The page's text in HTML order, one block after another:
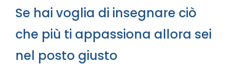
Se hai voglia di insegnare ciò
che più ti appassiona allora sei
nel posto giusto